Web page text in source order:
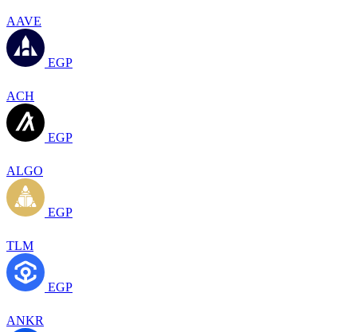
AAVE
EGP
ACH
EGP
ALGO
EGP
TLM
EGP
ANKR